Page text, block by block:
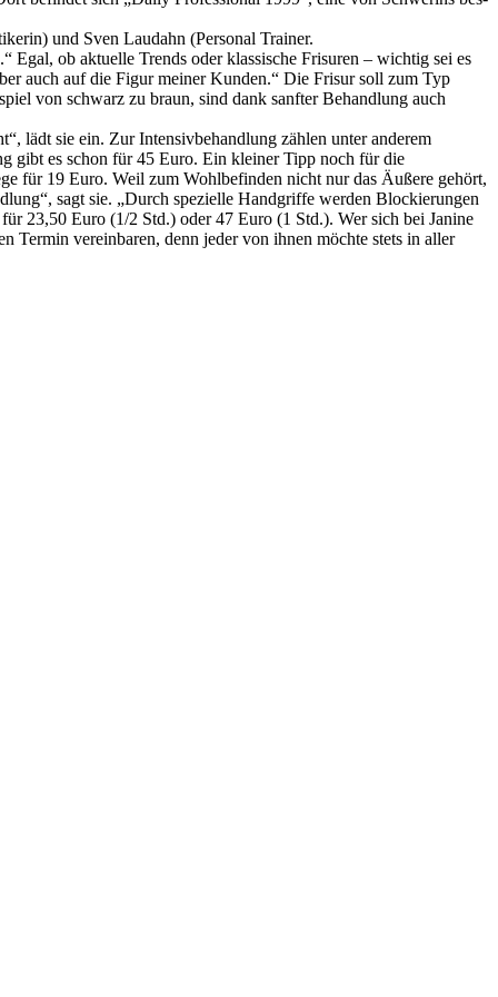
und Sven Laudahn (Personal Trainer.
Egal, ob aktuelle Trends oder klassische Frisuren – wichtig sei es
auch auf die Figur meiner Kunden.“ Die Frisur soll zum Typ
von schwarz zu braun, sind dank sanfter Behandlung auch
lädt sie ein. Zur Intensivbehandlung zählen unter anderem
gibt es schon für 45 Euro. Ein kleiner Tipp noch für die
für 19 Euro. Weil zum Wohlbefinden nicht nur das Äußere gehört,
sagt sie. „Durch spezielle Handgriffe werden Blockierungen
23,50 Euro (1/2 Std.) oder 47 Euro (1 Std.). Wer sich bei Janine
Termin vereinbaren, denn jeder von ihnen möchte stets in aller